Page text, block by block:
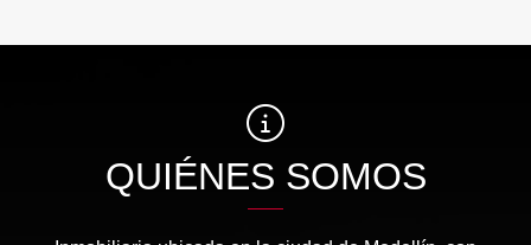
QUIÉNES SOMOS